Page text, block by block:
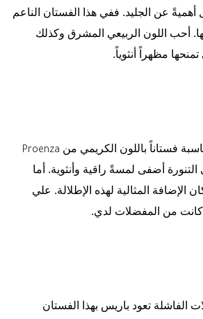
أهميةً عن الجليد. ففي هذا الفستان الناعم
أحب اللون الربيعي المشرق وكذلك
مظهراً أنثوياً.
فستاناً باللون الكريمي من Proenza
التنورة أضفى لمسةً راقية وأنثوية. أما
الإضافة المثالية لهذه الإطلالة. علي
كانت من المفضلات لدي.
الفاشلة تعود باريس بهذا الفستان